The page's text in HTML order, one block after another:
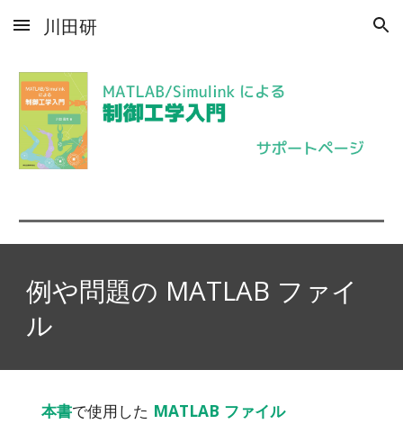
Skip to main content Skip to navigation
川田研
例や問題の MATLAB ファイ
ル
本書で使用した MATLAB ファイル